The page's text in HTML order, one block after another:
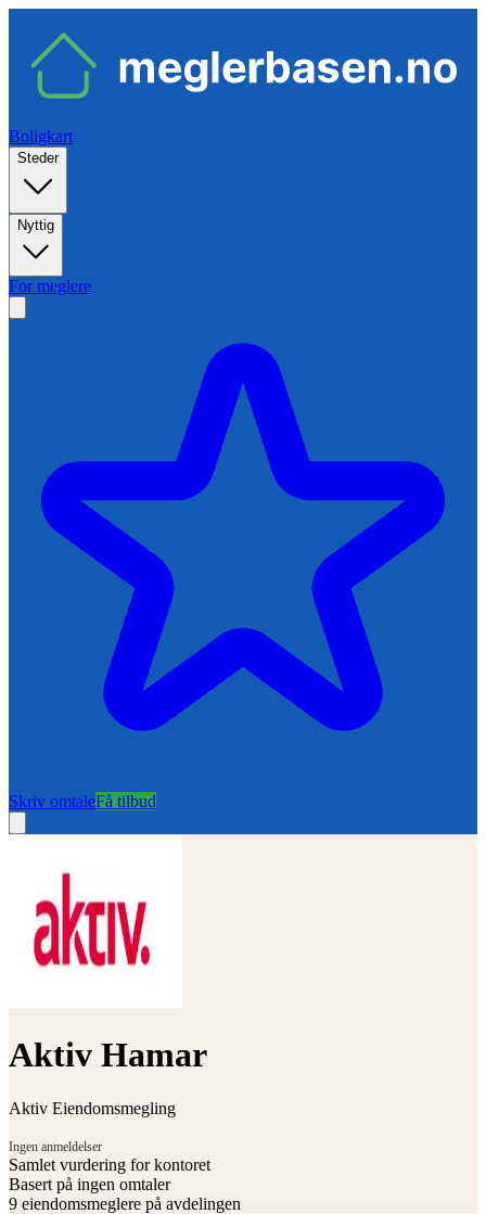
Boligkart
Steder
Nyttig
For meglere
Skriv omtaleFå tilbud
Aktiv Hamar
Aktiv Eiendomsmegling
Ingen anmeldelser
Samlet vurdering for kontoret
Basert på ingen omtaler
9 eiendomsmeglere på avdelingen